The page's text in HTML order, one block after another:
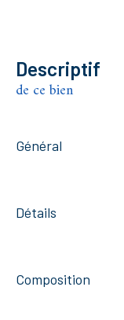
descriptif
de ce bien
Général
Détails
Composition